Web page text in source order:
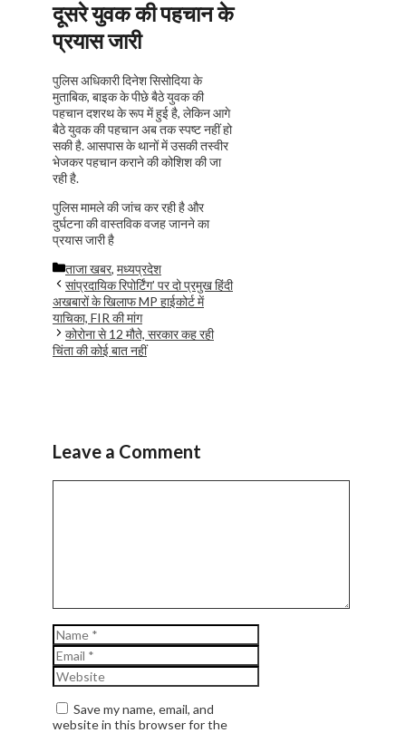
दूसरे युवक की पहचान के
प्रयास जारी
पुलिस अधिकारी दिनेश सिसोदिया के
मुताबिक, बाइक के पीछे बैठे युवक की
पहचान दशरथ के रूप में हुई है, लेकिन आगे
बैठे युवक की पहचान अब तक स्पष्ट नहीं हो
सकी है. आसपास के थानों में उसकी तस्वीर
भेजकर पहचान कराने की कोशिश की जा
रही है.
पुलिस मामले की जांच कर रही है और
दुर्घटना की वास्तविक वजह जानने का
प्रयास जारी है
Categories
ताजा खबर, मध्यप्रदेश
सांप्रदायिक रिपोर्टिंग’ पर दो प्रमुख हिंदी
अखबारों के खिलाफ MP हाईकोर्ट में
याचिका, FIR की मांग
कोरोना से 12 मौते, सरकार कह रही
चिंता की कोई बात नहीं
Leave a Comment
Name
Email
Website
Save my name, email, and
website in this browser for the